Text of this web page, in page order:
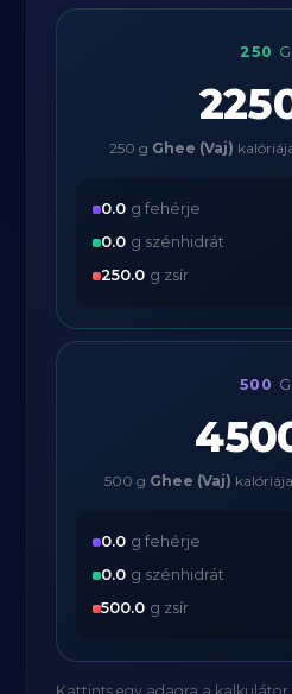
250 G
250 g Ghee (Vaj)
0.0 g fehérje
0.0 g szénhidrát
250.0 g zsír
500 G
500 g Ghee (Vaj)
0.0 g fehérje
0.0 g szénhidrát
500.0 g zsír